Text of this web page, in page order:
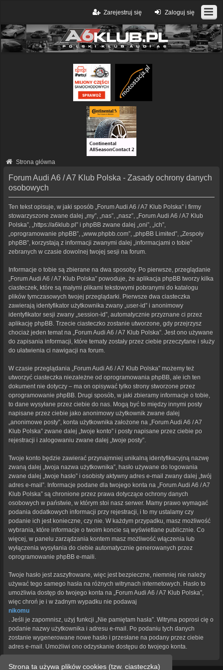
Strona ta używa plików cookies (tzw. ciasteczka)
Zaloguj się
Zarejestruj się
Strona główna
Forum Audi A6 / A7 Klub Polska - Zasady ochrony danych
osobowych
Ten tekst opisuje, w jaki sposób „Forum Audi A6 / A7 Klub Polska” i firmy
stowarzyszone zwane dalej „my”, „nas”, „nasz”, „Forum Audi A6 / A7 Klub
Polska”, „https://a6klub.pl” i phpBB zwane dalej „oni”, „ich”,
„oprogramowanie phpBB”, „www.phpbb.com”, „phpBB Limited”, „Zespoły
phpBB”, korzystają z informacji zwanymi dalej „informacjami o tobie”
zebranych w czasie dowolnej twojej sesji na forum.
Informacje o tobie są zbierane na dwa sposoby. Po pierwsze, przeglądanie
„Forum Audi A6 / A7 Klub Polska” powoduje, że aplikacja phpBB tworzy kilka
ciasteczek, które są małymi plikami tekstowymi pobranymi do katalogu
plików tymczasowych twojej przeglądarki. Pierwsze dwa ciasteczka
zawierają identyfikator użytkownika zwany „user-id” i anonimowy
identyfikator sesji zwany „session-id”, automatycznie przyznane ci przez
aplikację phpBB. Trzecie ciasteczko zostanie utworzone, gdy przejrzysz
chociaż jeden temat na „Forum Audi A6 / A7 Klub Polska”. Jest ono używane
do zapisania informacji, które tematy zostały przez ciebie przeczytane i służy
do ułatwienia ci nawigacji na forum.
W czasie przeglądania „Forum Audi A6 / A7 Klub Polska” możemy też
utworzyć ciasteczka niezależne od oprogramowania phpBB, ale ich ten
dokument nie dotyczy – ma on opisywać tylko strony stworzone przez
oprogramowanie phpBB. Drugi sposób, w jaki zbieramy informacje o tobie,
to dane wysyłane przez ciebie do nas. Mogą być to między innymi posty
napisane przez ciebie jako anonimowy użytkownik zwane dalej
„anonimowe posty”, konta użytkownika założone na „Forum Audi A6 / A7
Klub Polska” zwane dalej „twoje konto” i posty napisane przez ciebie po
rejestracji i zalogowaniu zwane dalej „twoje posty”.
Twoje konto będzie zawierać przynajmniej unikalną identyfikacyjną nazwę
zwaną dalej „twoja nazwa użytkownika”, hasło używane do logowania
zwane dalej „twoje hasło” i osobisty aktywny adres e-mail zwany dalej „twój
adres e-mail”. Informacje podane dla twojego konta na „Forum Audi A6 / A7
Klub Polska” są chronione przez prawa dotyczące ochrony danych
osobowych w państwie, w którym stoi nasz serwer. Mamy prawo wymagać
podania dodatkowych informacji przy rejestracji, i to my ustalamy czy
podanie ich jest konieczne, czy nie. W każdym przypadku, masz możliwość
wybrania, które informacje o twoim koncie są wyświetlane publicznie. Co
więcej, w panelu zarządzania kontem masz możliwość włączenia lub
wyłączenia wysyłania do ciebie automatycznie generowanych przez
oprogramowanie phpBB e-maili.
Twoje hasło jest zaszyfrowane, więc jest bezpieczne, niemniej nie należy
używać tego samego hasła na różnych witrynach internetowych. Hasło to
umożliwia dostęp do twojego konta na „Forum Audi A6 / A7 Klub Polska”,
więc chroń je i w żadnym wypadku nie podawaj
nikomu
. Jeśli je zapomnisz, użyj funkcji „Nie pamiętam hasła”. Witryna poprosi cię o
podanie nazwy użytkownika i adresu e-mail. Po podaniu tych danych
zostanie wygenerowane nowe hasło i przesłane na podany przez ciebie
adres e-mail. Umożliwi ono odzyskanie dostępu do twojego konta.